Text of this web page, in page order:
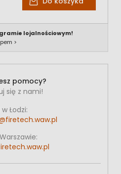
lojalnościowym!
>
pomocy?
się z nami!
w Łodzi: